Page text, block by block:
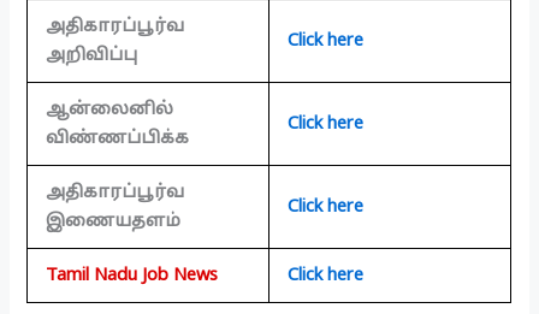
அதிகாரப்பூர்வ
அறிவிப்பு
Click here
ஆன்லைனில்
விண்ணப்பிக்க
Click here
அதிகாரப்பூர்வ
இணையதளம்
Click here
Tamil Nadu Job News Click here